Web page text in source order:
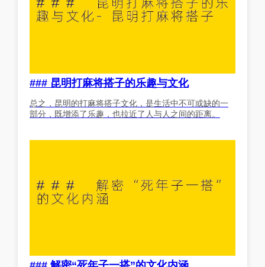
### 昆明打麻将搭子的乐趣与文化
总之，昆明的打麻将搭子文化，是生活中不可或缺的一
部分，既增添了乐趣，也拉近了人与人之间的距离。